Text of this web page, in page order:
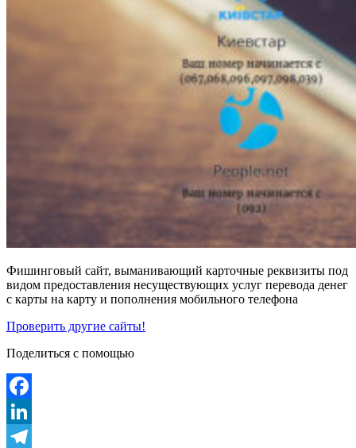
Фишинговый сайт, выманивающий карточные реквизиты под
видом предоставления несуществующих услуг перевода денег
с карты на карту и пополнения мобильного телефона
Проверить другие сайты!
Поделиться с помощью
Facebook
LinkedIn